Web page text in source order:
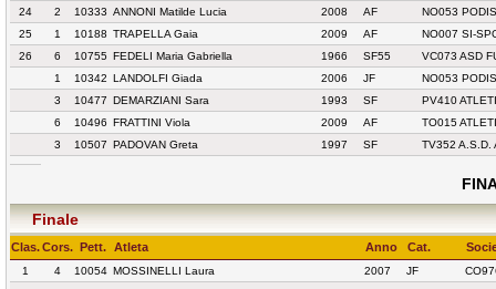
24
2 10333 ANNONI Matilde Lucia 2008 AF
NO053
25
1 10188 TRAPELLA Gaia 2009 AF
NO007 SI-
26
6 10755 FEDELI Maria Gabriella 1966 SF55
VC073 ASD
1
10342 LANDOLFI Giada 2006 JF
NO053
3
10477 DEMARZIANI Sara 1993 SF
PV410
6
10496 FRATTINI Viola 2009 AF
TO015
3
10507 PADOVAN Greta 1997 SF TV352 A.S.D.
Finale
Clas.Cors. Pett. Atleta Anno Cat.
1 4 10054 MOSSINELLI Laura 2007 JF